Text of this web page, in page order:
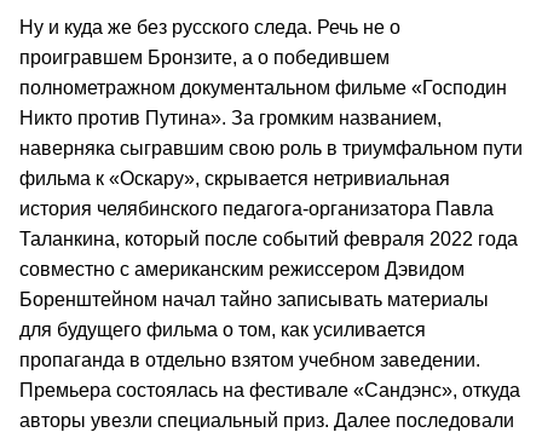
Ну и куда же без русского следа. Речь не о
проигравшем Бронзите, а о победившем
полнометражном документальном фильме «Господин
Никто против Путина». За громким названием,
наверняка сыгравшим свою роль в триумфальном пути
фильма к «Оскару», скрывается нетривиальная
история челябинского педагога-организатора Павла
Таланкина, который после событий февраля 2022 года
совместно с американским режиссером Дэвидом
Боренштейном начал тайно записывать материалы
для будущего фильма о том, как усиливается
пропаганда в отдельно взятом учебном заведении.
Премьера состоялась на фестивале «Сандэнс», откуда
авторы увезли специальный приз. Далее последовали